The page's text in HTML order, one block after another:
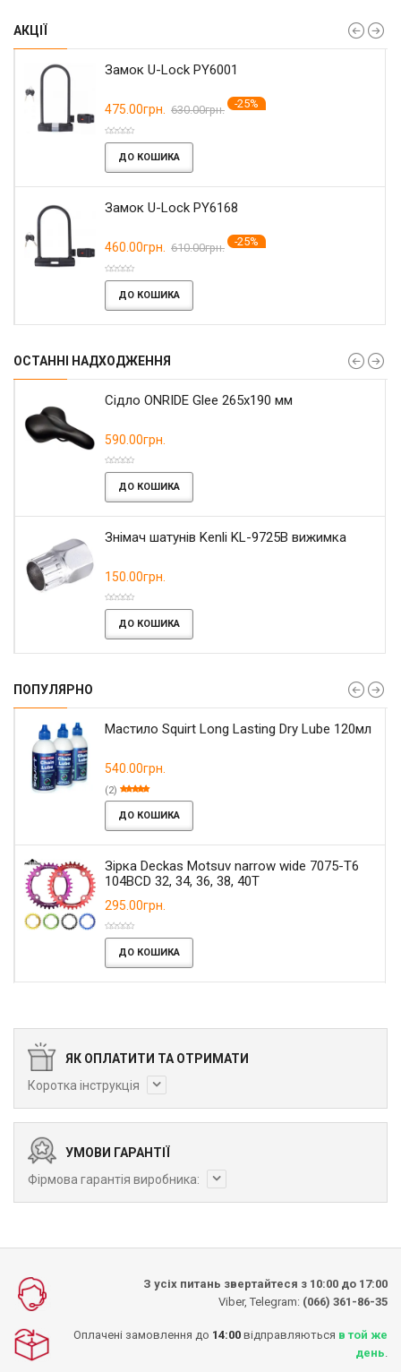
АКЦІЇ
Замок U-Lock PY6001
475.00грн. 630.00грн. -25%
ДО КОШИКА
Замок U-Lock PY6168
460.00грн. 610.00грн. -25%
ДО КОШИКА
ОСТАННІ НАДХОДЖЕННЯ
Сідло ONRIDE Glee 265x190 мм
590.00грн.
ДО КОШИКА
Знімач шатунів Kenli KL-9725B вижимка
150.00грн.
ДО КОШИКА
ПОПУЛЯРНО
Мастило Squirt Long Lasting Dry Lube 120мл
540.00грн.
(2)
ДО КОШИКА
Зірка Deckas Motsuv narrow wide 7075-T6
104BCD 32, 34, 36, 38, 40T
295.00грн.
ДО КОШИКА
ЯК ОПЛАТИТИ ТА ОТРИМАТИ
Коротка інструкція
УМОВИ ГАРАНТІЇ
Фірмова гарантія виробника:
З усіх питань звертайтеся з 10:00 до 17:00
Viber, Telegram: (066) 361-86-35
Оплачені замовлення до 14:00 відправляються в той же
день